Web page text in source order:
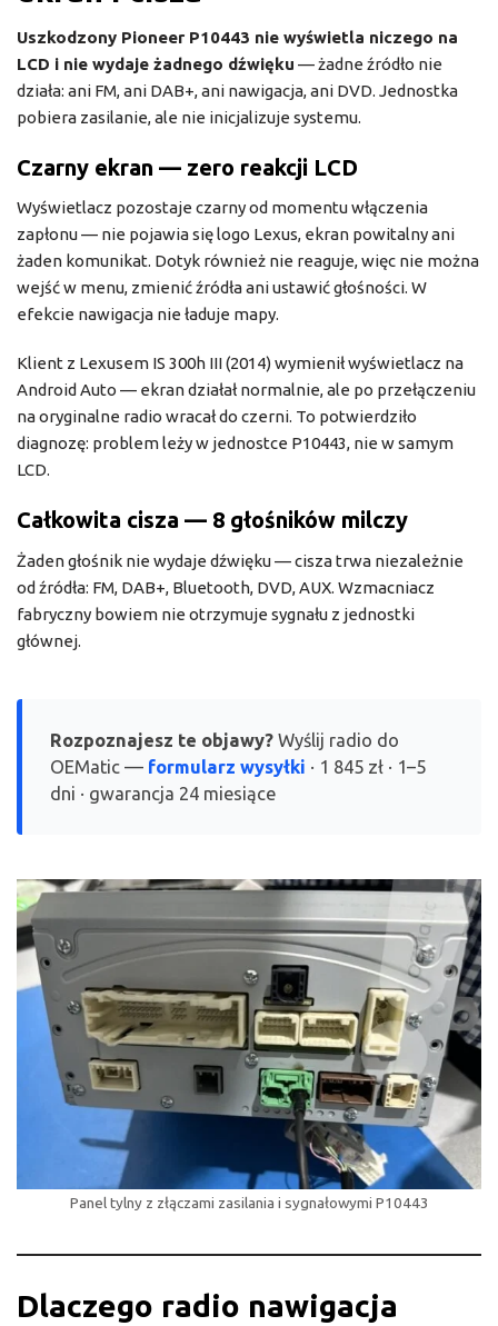
Uszkodzony Pioneer P10443 nie wyświetla niczego na
LCD i nie wydaje żadnego dźwięku — żadne źródło nie
działa: ani FM, ani DAB+, ani nawigacja, ani DVD. Jednostka
pobiera zasilanie, ale nie inicjalizuje systemu.
Czarny ekran — zero reakcji LCD
Wyświetlacz pozostaje czarny od momentu włączenia
zapłonu — nie pojawia się logo Lexus, ekran powitalny ani
żaden komunikat. Dotyk również nie reaguje, więc nie można
wejść w menu, zmienić źródła ani ustawić głośności. W
efekcie nawigacja nie ładuje mapy.
Klient z Lexusem IS 300h III (2014) wymienił wyświetlacz na
Android Auto — ekran działał normalnie, ale po przełączeniu
na oryginalne radio wracał do czerni. To potwierdziło
diagnozę: problem leży w jednostce P10443, nie w samym
LCD.
Całkowita cisza — 8 głośników milczy
Żaden głośnik nie wydaje dźwięku — cisza trwa niezależnie
od źródła: FM, DAB+, Bluetooth, DVD, AUX. Wzmacniacz
fabryczny bowiem nie otrzymuje sygnału z jednostki
głównej.
Rozpoznajesz te objawy? Wyślij radio do
OEMatic — formularz wysyłki · 1 845 zł · 1–5
dni · gwarancja 24 miesiące
Panel tylny z złączami zasilania i sygnałowymi P10443
Dlaczego radio nawigacja